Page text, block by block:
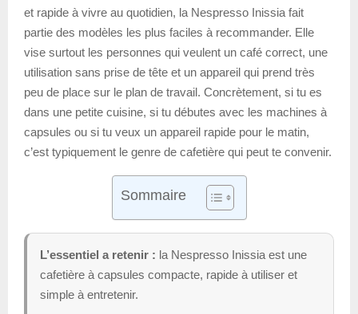
et rapide à vivre au quotidien, la Nespresso Inissia fait
partie des modèles les plus faciles à recommander. Elle
vise surtout les personnes qui veulent un café correct, une
utilisation sans prise de tête et un appareil qui prend très
peu de place sur le plan de travail. Concrètement, si tu es
dans une petite cuisine, si tu débutes avec les machines à
capsules ou si tu veux un appareil rapide pour le matin,
c’est typiquement le genre de cafetière qui peut te convenir.
Sommaire
L’essentiel a retenir : la Nespresso Inissia est une
cafetière à capsules compacte, rapide à utiliser et
simple à entretenir.